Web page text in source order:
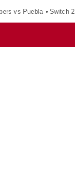
vs Puebla Switch 2